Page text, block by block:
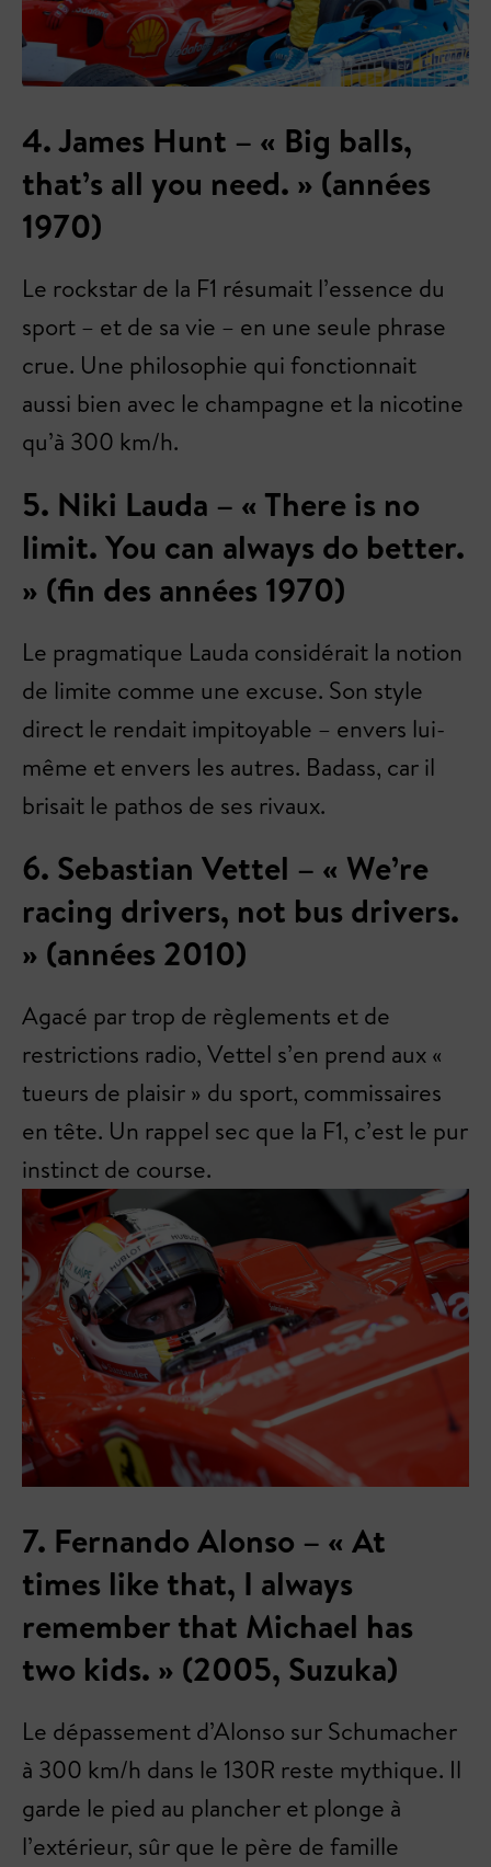
4. James Hunt – « Big balls,
that’s all you need. » (années
1970)
Le rockstar de la F1 résumait l’essence du
sport – et de sa vie – en une seule phrase
crue. Une philosophie qui fonctionnait
aussi bien avec le champagne et la nicotine
qu’à 300 km/h.
5. Niki Lauda – « There is no
limit. You can always do better.
» (fin des années 1970)
Le pragmatique Lauda considérait la notion
de limite comme une excuse. Son style
direct le rendait impitoyable – envers lui-
même et envers les autres. Badass, car il
brisait le pathos de ses rivaux.
6. Sebastian Vettel – « We’re
racing drivers, not bus drivers.
» (années 2010)
Agacé par trop de règlements et de
restrictions radio, Vettel s’en prend aux «
tueurs de plaisir » du sport, commissaires
en tête. Un rappel sec que la F1, c’est le pur
instinct de course.
7. Fernando Alonso – « At
times like that, I always
remember that Michael has
two kids. » (2005, Suzuka)
Le dépassement d’Alonso sur Schumacher
à 300 km/h dans le 130R reste mythique. Il
garde le pied au plancher et plonge à
l’extérieur, sûr que le père de famille